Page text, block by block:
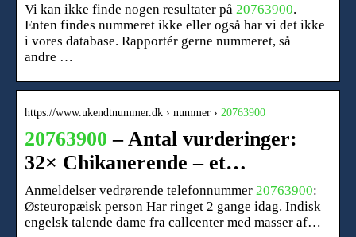
Vi kan ikke finde nogen resultater på 20763900.
Enten findes nummeret ikke eller også har vi det ikke
i vores database. Rapportér gerne nummeret, så
andre …
https://www.ukendtnummer.dk › nummer › 20763900
20763900 – Antal vurderinger:
32× Chikanerende – et…
Anmeldelser vedrørende telefonnummer 20763900:
Østeuropæisk person Har ringet 2 gange idag. Indisk
engelsk talende dame fra callcenter med masser af…